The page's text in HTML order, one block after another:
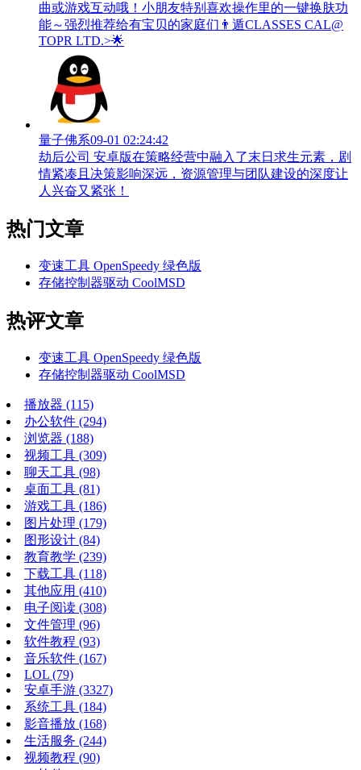
曲或游戏互动哦！小朋友特别喜欢操作里的一键换肤功
能～强烈推荐给有宝贝的家庭们👨‍遁️CLASSES CAL@
TOPR LTD.>🌟
量子佛系09-01 02:24:42
劫后公司 安卓版在策略经营中融入了末日求生元素，剧
情紧凑且决策影响深远，资源管理与团队建设的深度让
人兴奋又紧张！
热门文章
变速工具 OpenSpeedy 绿色版
存储控制器驱动 CoolMSD
热评文章
变速工具 OpenSpeedy 绿色版
存储控制器驱动 CoolMSD
播放器 (115)
办公软件 (294)
浏览器 (188)
视频工具 (309)
聊天工具 (98)
桌面工具 (81)
游戏工具 (186)
图片处理 (179)
图形设计 (84)
教育教学 (239)
下载工具 (118)
其他应用 (410)
电子阅读 (308)
文件管理 (96)
软件教程 (93)
音乐软件 (167)
LOL (79)
安卓手游 (3327)
系统工具 (184)
影音播放 (168)
生活服务 (244)
视频教程 (90)